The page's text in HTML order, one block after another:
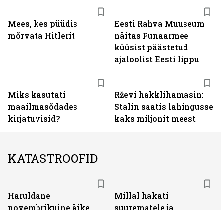
Mees, kes püüdis
mõrvata Hitlerit
Eesti Rahva Muuseum
näitas Punaarmee
küüsist päästetud
ajaloolist Eesti lippu
Miks kasutati
maailmasõdades
kirjatuvisid?
Rževi hakklihamasin:
Stalin saatis lahingusse
kaks miljonit meest
KATASTROOFID
Haruldane
novembrikuine äike
Millal hakati
suurematele ja